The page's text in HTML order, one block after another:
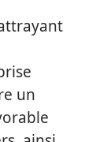
un